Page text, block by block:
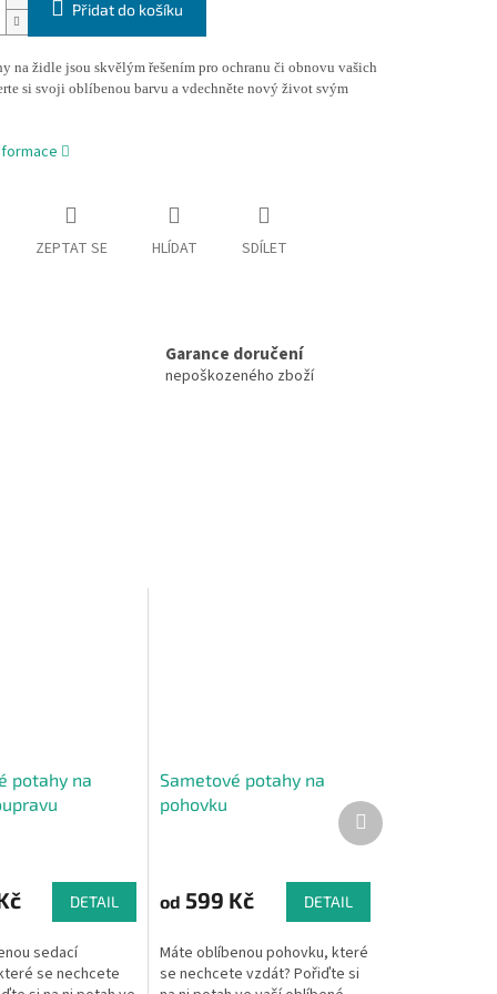
Přidat do košíku
na židle jsou skvělým řešením pro ochranu či obnovu vašich
si svoji oblíbenou barvu a vdechněte nový život svým
ZEPTAT SE HLÍDAT SDÍLET
Garance doručení
nepoškozeného zboží
potahy na
DETAIL
sedací
se nechcete
Sametové potahy na
pohovku
od 599 Kč DETAIL
Máte oblíbenou pohovku, které
se nechcete vzdát? Pořiďte si
Další
produkt